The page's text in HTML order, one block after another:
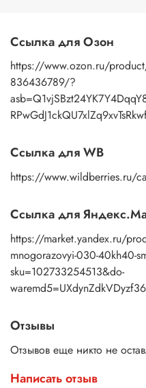
Ссылка для Озон
https://www.ozon.ru/
836436789/?
Ссылка для WB
https://www.wildberries.ru/
Ссылка для
https://market.yandex.ru/
mnogorazovyi-030-40kh40-
sku=102733254513&do-
Отзывы
Отзывов еще никто не
Написать отзыв